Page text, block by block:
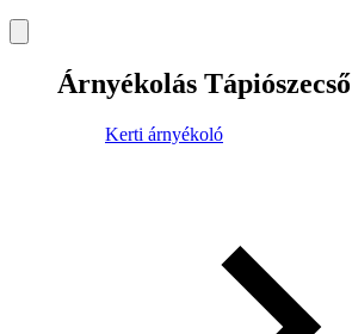
Árnyékolás Tápiószecső
Kerti árnyékoló